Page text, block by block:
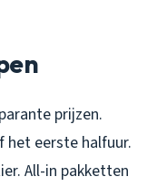
prijzen.
het eerste halfuur.
All-in pakketten